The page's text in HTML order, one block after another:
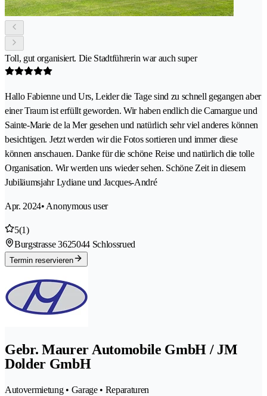
Toll, gut organisiert. Die Stadtführerin war auch super
Hallo Fabienne und Urs, Leider die Tage sind zu schnell gegangen aber
einer Traum ist erfüllt geworden. Wir haben endlich die Camargue und
Sainte-Marie de la Mer gesehen und natürlich sehr viel anderes können
besichtigen. Jetzt werden wir die Fotos sortieren und immer diese
können anschauen. Danke für die schöne Reise und natürlich die tolle
Organisation. Wir werden uns wieder sehen. Schöne Zeit in diesem
Jubiläumsjahr Lydiane und Jacques-André
Apr. 2024• Anonymous user
5(1)
Burgstrasse 3625044 Schlossrued
Termin reservieren
Gebr. Maurer Automobile GmbH / JM
Dolder GmbH
Autovermietung • Garage • Reparaturen